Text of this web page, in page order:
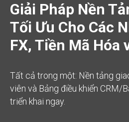
Giải Pháp Nền
Tối Ưu Cho Các
FX, Tiền Mã Hóa
Tất cả trong một: Nền tảng
viên và Bảng điều khiển CRM/
triển khai ngay.